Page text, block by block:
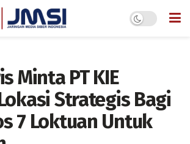
Minta PT KIE
Strategis Bagi
7 Loktuan Untuk